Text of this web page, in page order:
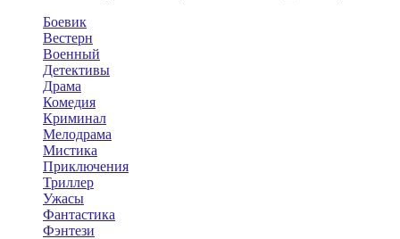
Боевик
Вестерн
Военный
Детективы
Драма
Комедия
Криминал
Мелодрама
Мистика
Приключения
Триллер
Ужасы
Фантастика
Фэнтези